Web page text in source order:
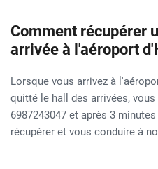
Comment récupérer
arrivée à l'aéroport
Lorsque vous arrivez à
quitté le hall des arrivées,
6987243047 et après 3
récupérer et vous conduire à